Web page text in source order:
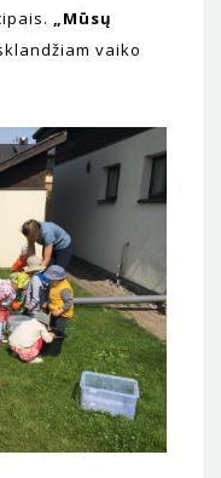
„Mūsų
vaiko